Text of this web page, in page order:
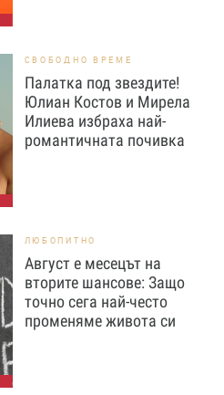
СВОБОДНО ВРЕМЕ
Палатка под звездите!
Юлиан Костов и Мирела
Илиева избраха най-
романтичната почивка
ЛЮБОПИТНО
Август е месецът на
вторите шансове: Защо
точно сега най-често
променяме живота си